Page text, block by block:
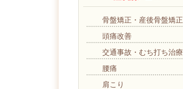
骨盤矯正・産後骨盤矯正
頭痛改善
交通事故・むち打ち治療
腰痛
肩こり